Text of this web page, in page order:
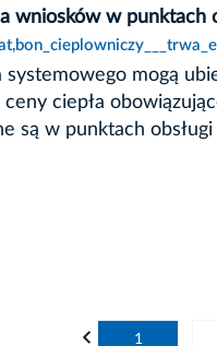
wniosków w punktach
systemowego mogą
ciepła
są w punktach
1